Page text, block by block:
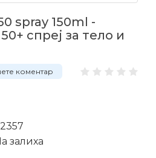
spray 150ml -
спреј за тело и
коментар
залиха